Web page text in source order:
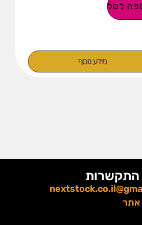
לסל
מידע נוסף
התקשרות
אתר